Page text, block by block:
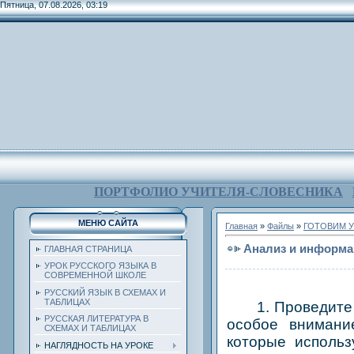
Пятница, 07.08.2026, 03:19
ПОРТФОЛИО УЧИТЕЛЯ-СЛОВЕСНИКА
МЕНЮ САЙТА
ГЛАВНАЯ СТРАНИЦА
УРОК РУССКОГО ЯЗЫКА В
СОВРЕМЕННОЙ ШКОЛЕ
РУССКИЙ ЯЗЫК В СХЕМАХ И
ТАБЛИЦАХ
РУССКАЯ ЛИТЕРАТУРА В
СХЕМАХ И ТАБЛИЦАХ
НАГЛЯДНОСТЬ НА УРОКЕ
Главная » Файлы » ГОТОВИМ
Анализ и
1. Проведите
особое
которые